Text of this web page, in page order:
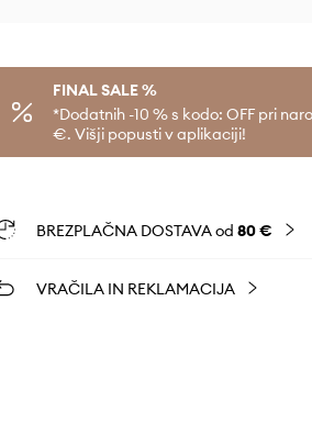
FINAL SALE %
*Dodatnih -10 % s kodo: OFF pri
€. Višji popusti v aplikaciji!
BREZPLAČNA DOSTAVA od 80 €
VRAČILA IN REKLAMACIJA